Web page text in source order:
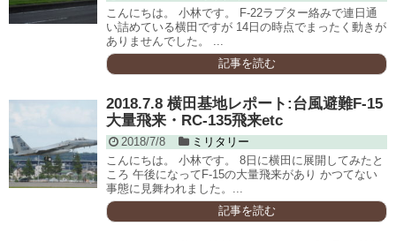
こんにちは。 小林です。 F-22ラプター絡みで連日通
い詰めている横田ですが 14日の時点でまったく動きが
ありませんでした。 ...
記事を読む
2018.7.8 横田基地レポート:台風避難F-15
大量飛来・RC-135飛来etc
2018/7/8
ミリタリー
こんにちは。 小林です。 8日に横田に展開してみたと
ころ 午後になってF-15の大量飛来があり かつてない
事態に見舞われました。...
記事を読む